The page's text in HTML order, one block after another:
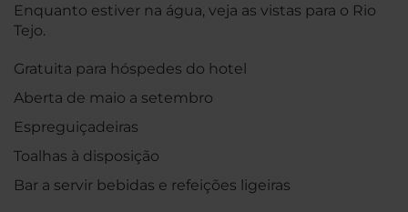
Enquanto estiver na água, veja as vistas para o Rio
Tejo.
Gratuita para hóspedes do hotel
Aberta de maio a setembro
Espreguiçadeiras
Toalhas à disposição
Bar a servir bebidas e refeições ligeiras